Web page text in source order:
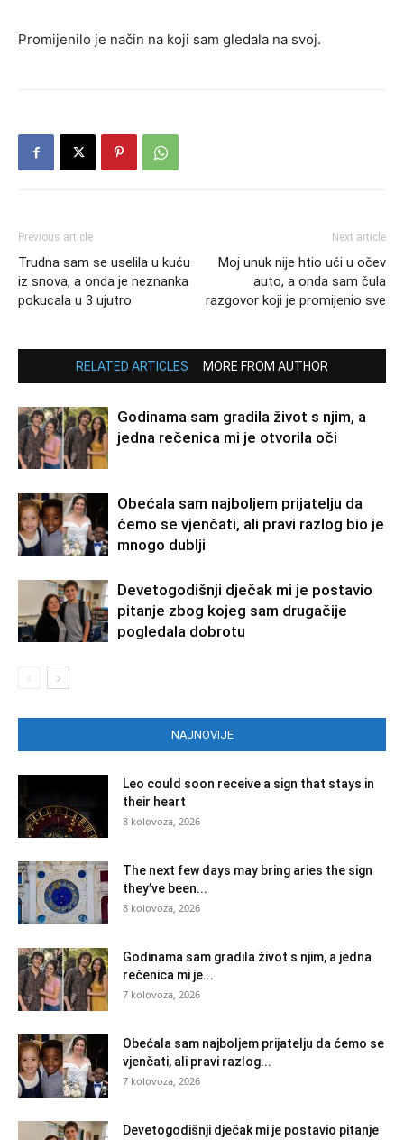
Promijenilo je način na koji sam gledala na svoj.
Previous article
Trudna sam se uselila u kuću
iz snova, a onda je neznanka
pokucala u 3 ujutro
Next article
Moj unuk nije htio ući u očev
auto, a onda sam čula
razgovor koji je promijenio sve
RELATED ARTICLES MORE FROM AUTHOR
Godinama sam gradila život s njim, a
jedna rečenica mi je otvorila oči
Obećala sam najboljem prijatelju da
ćemo se vjenčati, ali pravi razlog bio je
mnogo dublji
Devetogodišnji dječak mi je postavio
pitanje zbog kojeg sam drugačije
pogledala dobrotu
NAJNOVIJE
Leo could soon receive a sign that stays in
their heart
8 kolovoza, 2026
The next few days may bring aries the sign
they’ve been...
8 kolovoza, 2026
Godinama sam gradila život s njim, a jedna
rečenica mi je...
7 kolovoza, 2026
Obećala sam najboljem prijatelju da ćemo se
vjenčati, ali pravi razlog...
7 kolovoza, 2026
Devetogodišnji dječak mi je postavio pitanje